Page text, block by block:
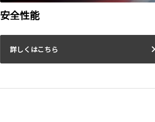
安全性能
詳しくはこちら